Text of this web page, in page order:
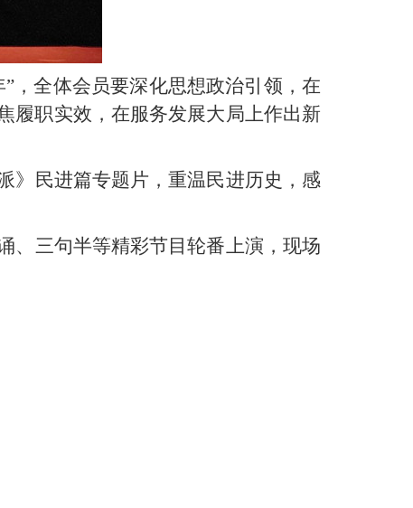
，全体会员要深化思想政治引领，在
履职实效，在服务发展大局上作出新
民进篇专题片，重温民进历史，感
、三句半等精彩节目轮番上演，现场